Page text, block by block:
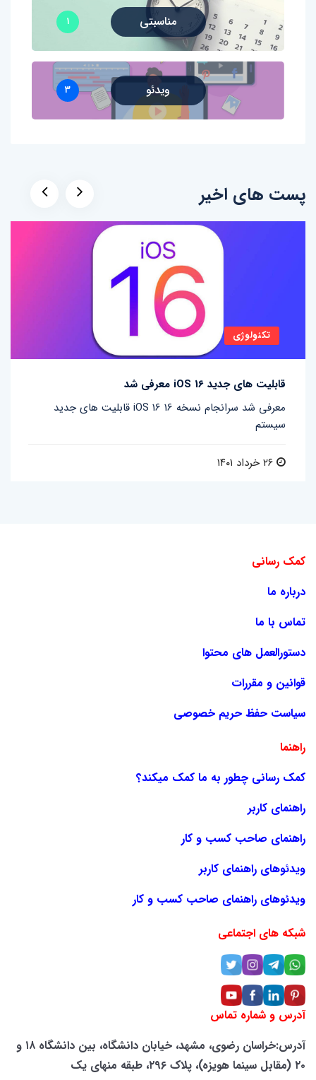
مناسبتی ۱
ویدئو ۳
پست های اخیر
تکنولوژی
قابلیت های جدید iOS 16 معرفی شد
قابلیت های جدید iOS 16 معرفی شد سرانجام نسخه 16
سیستم
کمک رسانی
درباره ما
تماس با ما
دستورالعمل های محتوا
قوانین و مقررات
سیاست حفظ حریم خصوصی
راهنما
کمک رسانی چطور به ما کمک میکند؟
راهنمای کاربر
راهنمای صاحب کسب و کار
ویدئوهای راهنمای کاربر
ویدئوهای راهنمای صاحب کسب و کار
شبکه های اجتماعی
آدرس و شماره تماس
آدرس:خراسان رضوی، مشهد، خیابان دانشگاه، بین دانشگاه ۱۸ و
۲۰ (مقابل سینما هویزه)، پلاک ۲۹۶، طبقه منهای یک